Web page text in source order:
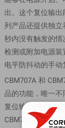
出。这个复位输
列产品还提供独
秒内没有触发的
检测或附加电源
电平防抖动的手动
CBM707A 和
品的功能，唯一
复位输出外还提供
CBM705A和